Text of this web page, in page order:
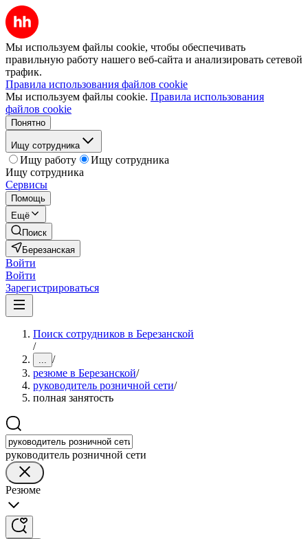
Мы используем файлы cookie, чтобы обеспечивать
правильную работу нашего веб-сайта и анализировать сетевой
трафик.
Правила использования файлов cookie
Мы используем файлы cookie. Правила использования
файлов cookie
Понятно
Ищу сотрудника
Ищу работу
Ищу сотрудника
Ищу сотрудника
Сервисы
Помощь
Ещё
Поиск
Березанская
Войти
Войти
Зарегистрироваться
Поиск сотрудников в Березанской
/
... /
резюме в Березанской/
руководитель розничной сети/
полная занятость
руководитель розничной сети
Резюме